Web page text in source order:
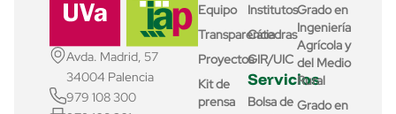
Avda. Madrid, 57
34004 Palencia
979 108 300
Equipo
Transparencia
Proyectos
Kit de
prensa
Institutos
Cátedras
GIR/UIC
Servicios
Bolsa de
Grado en
Ingeniería
Agrícola y
del Medio
Rural
Grado en